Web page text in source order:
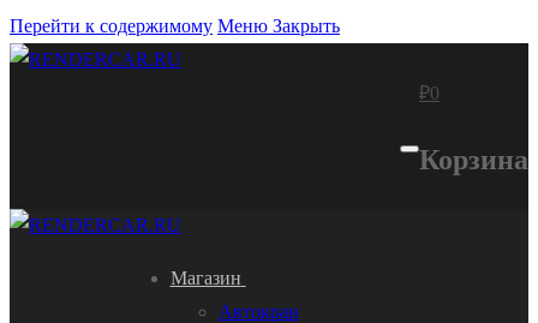
Перейти к содержимому Меню Закрыть
₽0
Корзина
Магазин
Автокран